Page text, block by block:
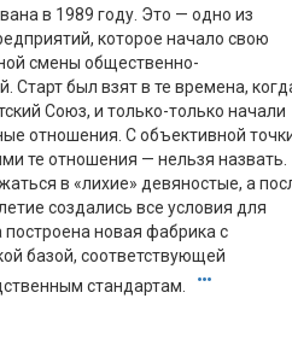
в 1989 году. Это — одно из
которое начало свою
смены общественно-
Старт был взят в те времена,
Союз, и только-только начали
отношения. С объективной
те отношения — нельзя назвать.
в «лихие» девяностые, а
создались все условия для
построена новая фабрика с
базой, соответствующей
стандартам.